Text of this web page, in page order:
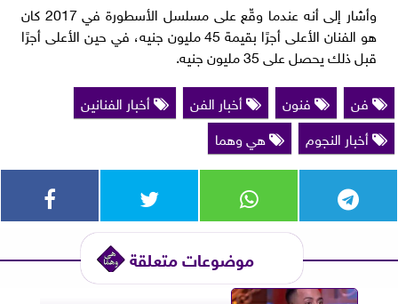
وأشار إلى أنه عندما وقّع على مسلسل الأسطورة في 2017 كان
هو الفنان الأعلى أجرًا بقيمة 45 مليون جنيه، في حين الأعلى أجرًا
قبل ذلك يحصل على 35 مليون جنيه.
فن
فنون أخبار الفن
أخبار الفنانين
أخبار النجوم
هي وهما
موضوعات متعلقة